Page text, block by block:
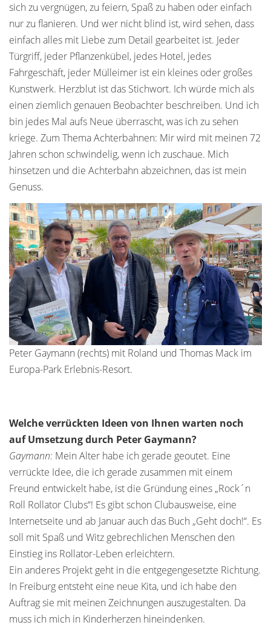
sich zu vergnügen, zu feiern, Spaß zu haben oder einfach
nur zu flanieren. Und wer nicht blind ist, wird sehen, dass
einfach alles mit Liebe zum Detail gearbeitet ist. Jeder
Türgriff, jeder Pflanzenkübel, jedes Hotel, jedes
Fahrgeschäft, jeder Mülleimer ist ein kleines oder großes
Kunstwerk. Herzblut ist das Stichwort. Ich würde mich als
einen ziemlich genauen Beobachter beschreiben. Und ich
bin jedes Mal aufs Neue überrascht, was ich zu sehen
kriege. Zum Thema Achterbahnen: Mir wird mit meinen 72
Jahren schon schwindelig, wenn ich zuschaue. Mich
hinsetzen und die Achterbahn abzeichnen, das ist mein
Genuss.
Peter Gaymann (rechts) mit Roland und Thomas Mack im
Europa-Park Erlebnis-Resort.
Welche verrückten Ideen von Ihnen warten noch
auf Umsetzung durch Peter Gaymann?
Gaymann: Mein Alter habe ich gerade geoutet. Eine
verrückte Idee, die ich gerade zusammen mit einem
Freund entwickelt habe, ist die Gründung eines „Rock´n
Roll Rollator Clubs“! Es gibt schon Clubausweise, eine
Internetseite und ab Januar auch das Buch „Geht doch!“. Es
soll mit Spaß und Witz gebrechlichen Menschen den
Einstieg ins Rollator-Leben erleichtern.
Ein anderes Projekt geht in die entgegengesetzte Richtung.
In Freiburg entsteht eine neue Kita, und ich habe den
Auftrag sie mit meinen Zeichnungen auszugestalten. Da
muss ich mich in Kinderherzen hineindenken.